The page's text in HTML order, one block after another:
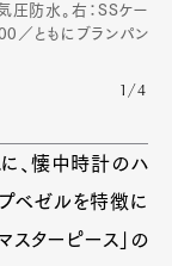
圧防水。右：SSケー
／ともにブランパン
1/4
に、懐中時計のハ
ベゼルを特徴に
スターピース」の